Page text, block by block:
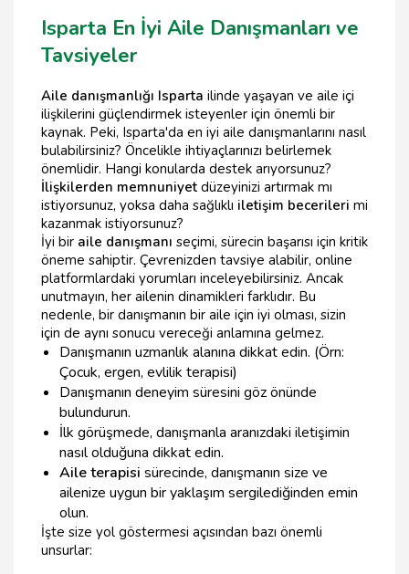
Isparta En İyi Aile Danışmanları ve
Tavsiyeler
Aile danışmanlığı Isparta ilinde yaşayan ve aile içi
ilişkilerini güçlendirmek isteyenler için önemli bir
kaynak. Peki, Isparta'da en iyi aile danışmanlarını nasıl
bulabilirsiniz? Öncelikle ihtiyaçlarınızı belirlemek
önemlidir. Hangi konularda destek arıyorsunuz?
İlişkilerden memnuniyet düzeyinizi artırmak mı
istiyorsunuz, yoksa daha sağlıklı iletişim becerileri mi
kazanmak istiyorsunuz?
İyi bir aile danışmanı seçimi, sürecin başarısı için kritik
öneme sahiptir. Çevrenizden tavsiye alabilir, online
platformlardaki yorumları inceleyebilirsiniz. Ancak
unutmayın, her ailenin dinamikleri farklıdır. Bu
nedenle, bir danışmanın bir aile için iyi olması, sizin
için de aynı sonucu vereceği anlamına gelmez.
Danışmanın uzmanlık alanına dikkat edin. (Örn:
Çocuk, ergen, evlilik terapisi)
Danışmanın deneyim süresini göz önünde
bulundurun.
İlk görüşmede, danışmanla aranızdaki iletişimin
nasıl olduğuna dikkat edin.
Aile terapisi sürecinde, danışmanın size ve
ailenize uygun bir yaklaşım sergilediğinden emin
olun.
İşte size yol göstermesi açısından bazı önemli
unsurlar: